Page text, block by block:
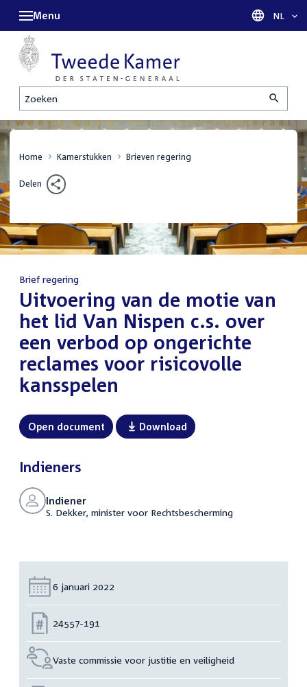
Zoeken
Menu Taal
NL
Home Kamerstukken Brieven regering
Delen
Brief regering
:Uitvoering van de motie van
het lid Van Nispen c.s. over
een verbod op ongerichte
reclames voor risicovolle
kansspelen
Open document Download
Indieners
Indiener
S. Dekker, minister voor Rechtsbescherming
Datum:
6 januari 2022
Nummer:
24557-191
Vaste commissie voor justitie en veiligheid